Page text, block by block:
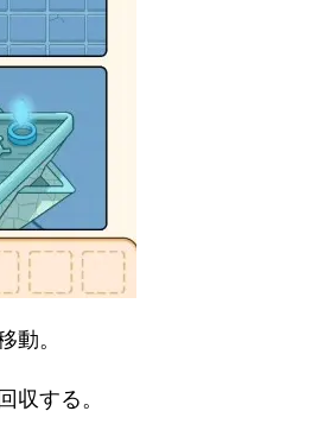
動。
収する。